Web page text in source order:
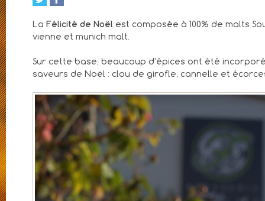
La Félicité de Noël est composée à 100% de malts
vienne et munich malt.
Sur cette base, beaucoup d'épices ont été
saveurs de Noël : clou de girofle, cannelle et